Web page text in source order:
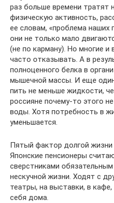
раз больше времени тратят
физическую активность,
ее словам, «проблема
они не только мало
(не по карману). Но многие
часто отказывать. А в
полноценного белка в
мышечной массы. И еще
пить не меньше жидкости,
россияне почему-то этого
воды. Хотя потребность в
уменьшается.
Пятый фактор долгой жизни
Японские пенсионеры
сверстниками
нескучной жизни. Ходят с
театры, на выставки, в
себя дома.